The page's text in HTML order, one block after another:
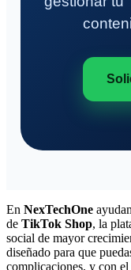
En NexTechOne
de TikTok Shop, la
social de mayor
diseñado para que
complicaciones, y con